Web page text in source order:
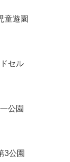
童遊園
ドセル
公園
3公園